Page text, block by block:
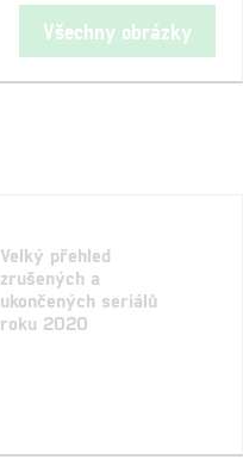
Všechny obrázky
Velký přehled
zrušených a
ukončených seriálů
roku 2020